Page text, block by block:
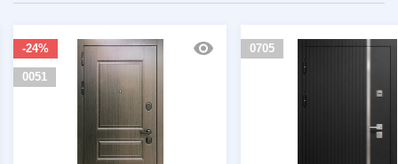
-24%
0051
0705